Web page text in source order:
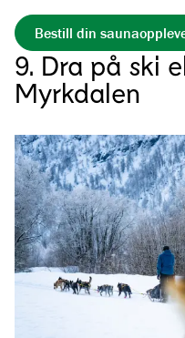
Bestill din
9. Dra på ski
Myrkdalen